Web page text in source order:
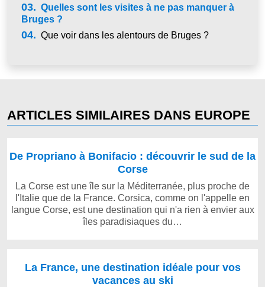
03. Quelles sont les visites à ne pas manquer à
Bruges ?
04. Que voir dans les alentours de Bruges ?
ARTICLES SIMILAIRES DANS EUROPE
De Propriano à Bonifacio : découvrir le sud de la
Corse
La Corse est une île sur la Méditerranée, plus proche de
l'Italie que de la France. Corsica, comme on l'appelle en
langue Corse, est une destination qui n'a rien à envier aux
îles paradisiaques du…
La France, une destination idéale pour vos
vacances au ski